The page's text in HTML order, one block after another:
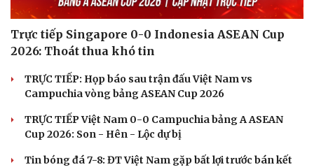
Trực tiếp Singapore 0-0 Indonesia ASEAN Cup
2026: Thoát thua khó tin
TRỰC TIẾP: Họp báo sau trận đấu Việt Nam vs
Campuchia vòng bảng ASEAN Cup 2026
TRỰC TIẾP Việt Nam 0-0 Campuchia bảng A ASEAN
Cup 2026: Son - Hên - Lộc dự bị
Tin bóng đá 7-8: ĐT Việt Nam gặp bất lợi trước bán kết